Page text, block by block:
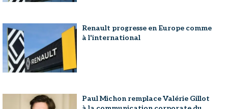
Renault progresse en Europe comme
à l'international
Paul Michon remplace Valérie Gillot